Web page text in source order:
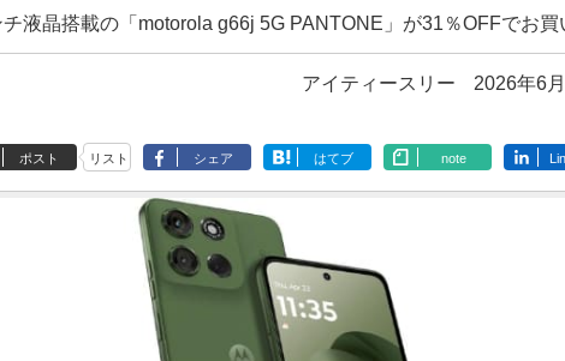
液晶搭載の「motorola g66j 5G PANTONE」が31％OFFでお買
アイティースリー 2026年6
ポスト リスト シェア はてブ note